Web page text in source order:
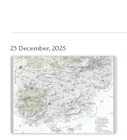
23 December, 2025